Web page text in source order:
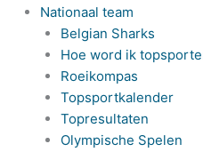
Nationaal team
Belgian Sharks
Hoe word ik
Roeikompas
Topsportkalender
Topresultaten
Olympische Spelen